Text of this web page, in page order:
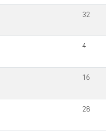
32
4
16
28